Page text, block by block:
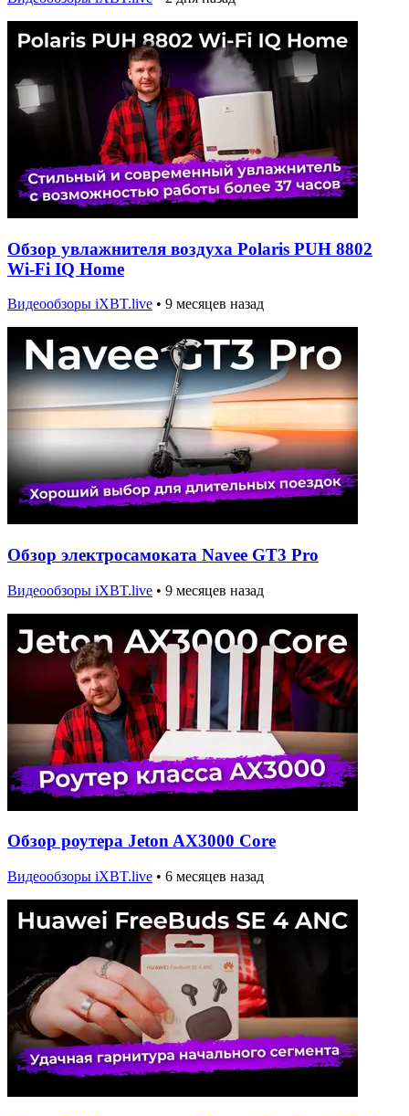
Обзор увлажнителя воздуха Polaris PUH 8802
Wi-Fi IQ Home
Видеообзоры iXBT.live • 9 месяцев назад
Обзор электросамоката Navee GT3 Pro
Видеообзоры iXBT.live • 9 месяцев назад
Обзор роутера Jeton AX3000 Core
Видеообзоры iXBT.live • 6 месяцев назад